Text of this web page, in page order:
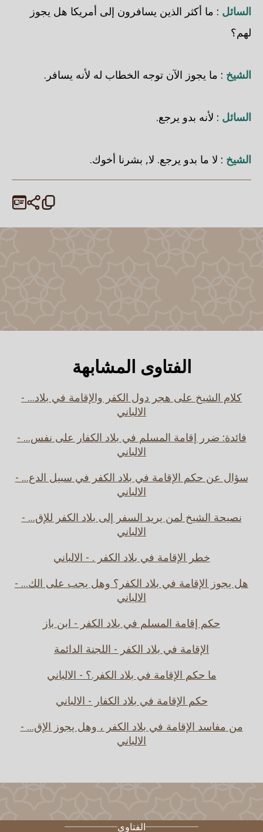
السائل : ما أكثر الذين يسافرون إلى أمريكا هل يجوز
لهم؟
الشيخ : ما يجوز الآن توجه الخطاب له لأنه يسافر.
السائل : لأنه بدو يرجع.
الشيخ : لا ما بدو يرجع. لا, بشرنا أخوك.
الفتاوى المشابهة
كلام الشيخ على هجر دول الكفر والإقامة في بلاد... -
الالباني
فائدة: ضرر إقامة المسلم في بلاد الكفار على نفس... -
الالباني
سؤال عن حكم الإقامة في بلاد الكفر في سبيل الدع... -
الالباني
نصيحة الشيخ لمن يريد السفر إلى بلاد الكفر للإق... -
الالباني
خطر الإقامة في بلاد الكفر . - الالباني
هل يجوز الإقامة في بلاد الكفر؟ وهل يجب على الك... -
الالباني
حكم إقامة المسلم في بلاد الكفر - ابن باز
الإقامة في بلاد الكفر - اللجنة الدائمة
ما حكم الإقامة في بلاد الكفر.؟ - الالباني
حكم الإقامة في بلاد الكفار - الالباني
من مفاسد الإقامة في بلاد الكفر ، وهل يجوز الإق... -
الالباني
الفتاوى